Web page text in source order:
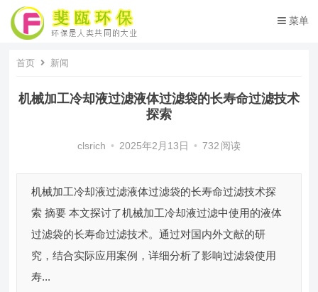
菜单
首页 新闻
机械加工冷却液过滤液体过滤袋的长寿命过滤技术
探索
clsrich • 2025年2月13日 • 732 阅读
机械加工冷却液过滤液体过滤袋的长寿命过滤技术探
索 摘要 本文探讨了机械加工冷却液过滤中使用的液体
过滤袋的长寿命过滤技术。通过对国内外文献的研
究，结合实际应用案例，详细分析了影响过滤袋使用
寿...